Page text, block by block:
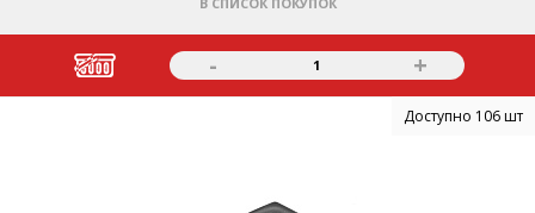
- 1 +
Доступно 106 шт